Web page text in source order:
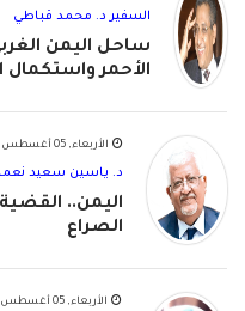
السفير د. محمد قباطي
ساحل اليمن
الأحمر واستكمال
الأربعاء, 05 أغسطس 2026
د. ياسين سعيد
اليمن..
الصراع
الأربعاء, 05 أغسطس 2026